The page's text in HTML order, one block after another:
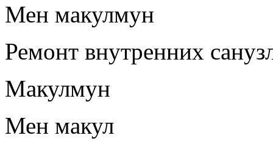
Мен макулмун
Ремонт внутренних
Макулмун
Мен макул